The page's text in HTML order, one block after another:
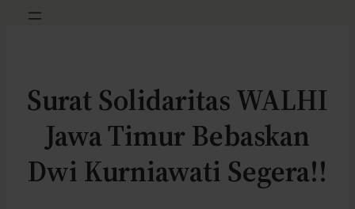
Surat Solidaritas WALHI
Jawa Timur Bebaskan
Dwi Kurniawati Segera!!